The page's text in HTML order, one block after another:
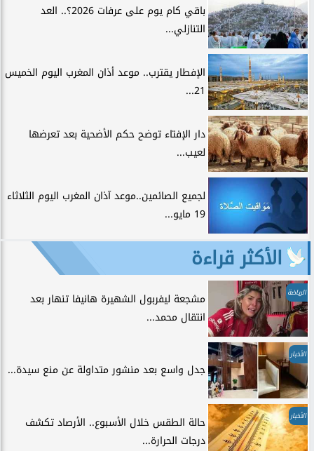
باقي كام يوم على عرفات 2026؟.. العد
التنازلي...
الإفطار يقترب.. موعد أذان المغرب اليوم الخميس
21...
دار الإفتاء توضح حكم الأضحية بعد تعرضها
لعيب...
لجميع الصائمين..موعد آذان المغرب اليوم الثلاثاء
19 مايو...
الأكثر قراءة
الرياضة
مشجعة ليفربول الشهيرة هانيفا تنهار بعد
انتقال محمد...
الأخبار
جدل واسع بعد منشور متداولة عن منع سيدة...
الأخبار
حالة الطقس خلال الأسبوع.. الأرصاد تكشف
درجات الحرارة...